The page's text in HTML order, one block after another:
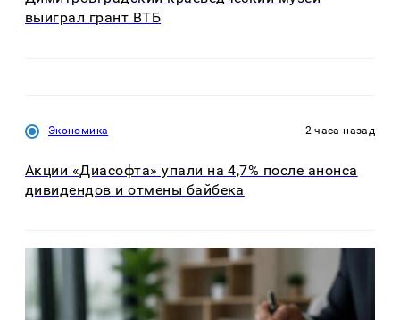
выиграл грант ВТБ
Экономика 2 часа назад
Акции «Диасофта» упали на 4,7% после анонса
дивидендов и отмены байбека